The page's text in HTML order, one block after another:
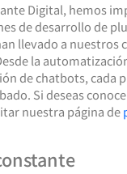
Digital, hemos
de desarrollo de
llevado a nuestros
la
de chatbots, cada
Si deseas
nuestra página de